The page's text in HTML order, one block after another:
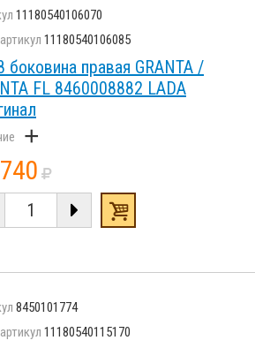
11180540106070
11180540106085
боковина правая GRANTA /
FL 8460008882 LADA
+
8450101774
11180540115170